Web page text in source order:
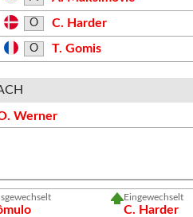
O C. Harder
O T. Gomis
Werner
Eingewechselt
C. Harder